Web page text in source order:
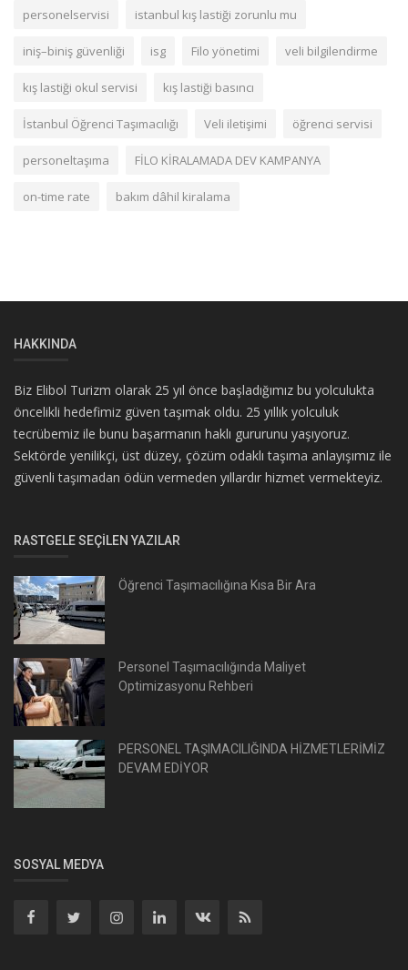
personelservisi istanbul kış lastiği zorunlu mu
iniş–biniş güvenliği isg Filo yönetimi veli bilgilendirme
kış lastiği okul servisi kış lastiği basıncı
İstanbul Öğrenci Taşımacılığı Veli iletişimi öğrenci servisi
personeltaşıma FİLO KİRALAMADA DEV KAMPANYA
on-time rate bakım dâhil kiralama
HAKKINDA
Biz Elibol Turizm olarak 25 yıl önce başladığımız bu yolculukta
öncelikli hedefimiz güven taşımak oldu. 25 yıllık yolculuk
tecrübemiz ile bunu başarmanın haklı gururunu yaşıyoruz.
Sektörde yenilikçi, üst düzey, çözüm odaklı taşıma anlayışımız ile
güvenli taşımadan ödün vermeden yıllardır hizmet vermekteyiz.
RASTGELE SEÇILEN YAZILAR
Öğrenci Taşımacılığına Kısa Bir Ara
Personel Taşımacılığında Maliyet
Optimizasyonu Rehberi
PERSONEL TAŞIMACILIĞINDA HİZMETLERİMİZ
DEVAM EDİYOR
SOSYAL MEDYA